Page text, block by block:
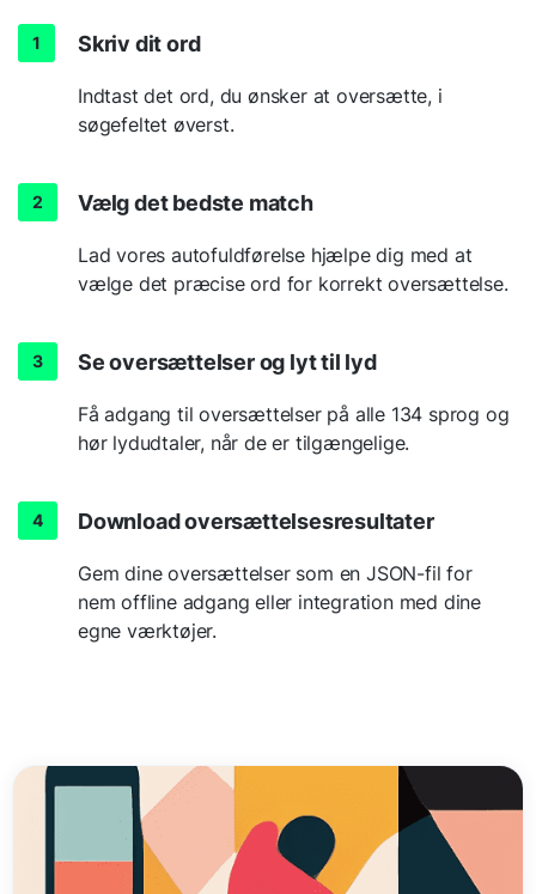
Skriv dit ord
Indtast det ord, du ønsker at oversætte, i
søgefeltet øverst.
Vælg det bedste match
Lad vores autofuldførelse hjælpe dig med at
vælge det præcise ord for korrekt oversættelse.
Se oversættelser og lyt til lyd
Få adgang til oversættelser på alle 134 sprog og
hør lydudtaler, når de er tilgængelige.
Download oversættelsesresultater
Gem dine oversættelser som en JSON-fil for
nem offline adgang eller integration med dine
egne værktøjer.